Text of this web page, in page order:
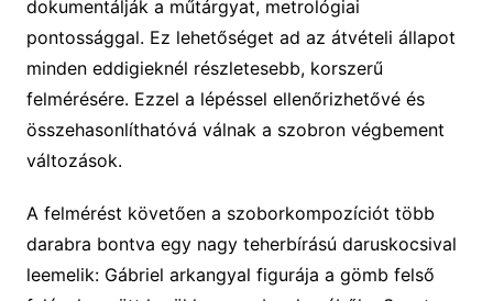
dokumentálják a műtárgyat, metrológiai
pontossággal. Ez lehetőséget ad az átvételi állapot
minden eddigieknél részletesebb, korszerű
felmérésére. Ezzel a lépéssel ellenőrizhetővé és
összehasonlíthatóvá válnak a szobron végbement
változások.
A felmérést követően a szoborkompozíciót több
darabra bontva egy nagy teherbírású daruskocsival
leemelik: Gábriel arkangyal figurája a gömb felső